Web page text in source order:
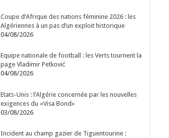
Coupe d’Afrique des nations féminine 2026 : les
Algériennes à un pas d’un exploit historique
04/08/2026
Equipe nationale de football : les Verts tournent la
page Vladimir Petković
04/08/2026
Etats-Unis : l’Algérie concernée par les nouvelles
exigences du «Visa Bond»
03/08/2026
Incident au champ gazier de Tiguentourine :